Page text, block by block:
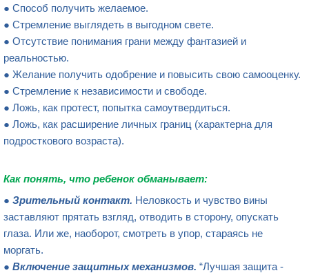
● Способ получить желаемое.
● Стремление выглядеть в выгодном свете.
● Отсутствие понимания грани между фантазией и
реальностью.
● Желание получить одобрение и повысить свою самооценку.
● Стремление к независимости и свободе.
● Ложь, как протест, попытка самоутвердиться.
● Ложь, как расширение личных границ (характерна для
подросткового возраста).
Как понять, что ребенок обманывает:
● Зрительный контакт. Неловкость и чувство вины
заставляют прятать взгляд, отводить в сторону, опускать
глаза. Или же, наоборот, смотреть в упор, стараясь не
моргать.
● Включение защитных механизмов. “Лучшая защита -